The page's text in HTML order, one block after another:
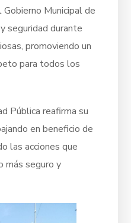
Municipal de
seguridad durante
promoviendo un
para todos los
Pública reafirma su
en beneficio de
las acciones que
más seguro y